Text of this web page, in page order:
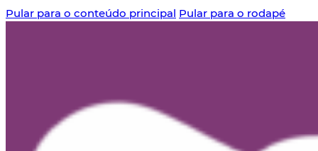
Pular para o conteúdo principal Pular para o rodapé